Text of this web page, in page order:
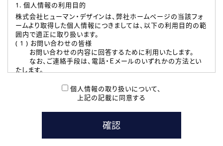
1. 個人情報の利用目的
株式会社ヒューマン・デザインは、弊社ホームページの当該フォ
ームより取得した個人情報につきましては、以下の利用目的の範
囲内で適正に取り扱います。
( 1 ) お問い合わせの皆様
お問い合わせの内容に回答するために利用いたします。
なお、ご連絡手段は、電話・Ｅメールのいずれかの方法とい
たします。
本登録に関するご連絡および本登録時の参考情報として利
たします。
( 3 ) スタッフ派遣を検討されている企業の皆様
お問い合わせの内容に回答するために利用いたします。
なお、ご連絡手段は、電話・Ｅメールのいずれかの方法とい
個人情報の取り扱いについて、
上記の記載に同意する